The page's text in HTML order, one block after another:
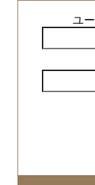
ユ